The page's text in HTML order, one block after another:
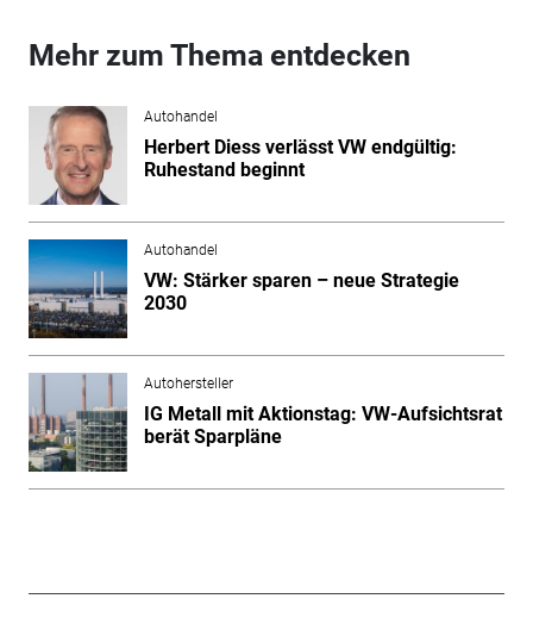
Mehr zum Thema entdecken
Autohandel
Herbert Diess verlässt VW endgültig:
Ruhestand beginnt
Autohandel
VW: Stärker sparen – neue Strategie
2030
Autohersteller
IG Metall mit Aktionstag: VW-Aufsichtsrat
berät Sparpläne